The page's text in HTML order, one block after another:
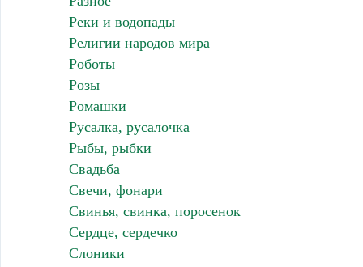
Реки и водопады
Религии народов мира
Роботы
Розы
Ромашки
Русалка, русалочка
Рыбы, рыбки
Свадьба
Свечи, фонари
Свинья, свинка, поросенок
Сердце, сердечко
Слоники